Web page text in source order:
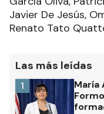
Javier De Jesús,
Renato Tato
Las más leídas
María
1